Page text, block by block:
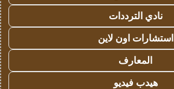
نادي الترددات
استشارات اون لاين
المعارف
هيدب فيديو